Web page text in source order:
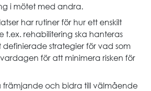
i mötet med andra.
har rutiner för hur ett enskilt
t.ex. rehabilitering ska hanteras
strategier för vad som
för att minimera risken för
främjande och bidra till välmående